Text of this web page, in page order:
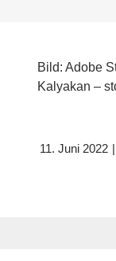
Bild: Adobe
Kalyakan –
11. Juni 2022 |